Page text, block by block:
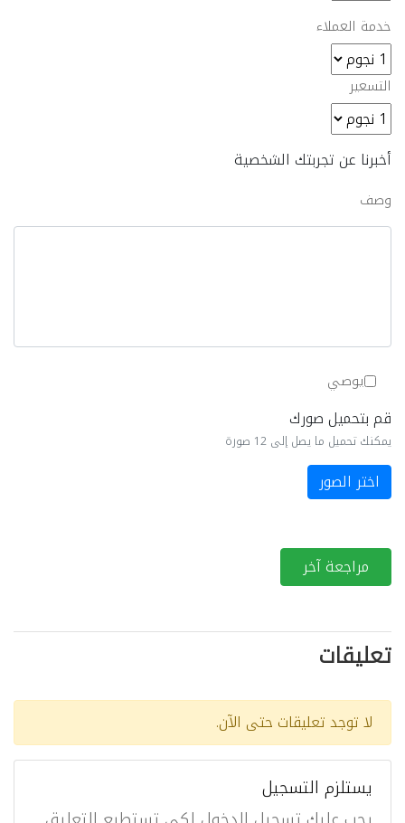
خدمة العملاء
التسعير
أخبرنا عن تجربتك الشخصية
وصف
يوصي
قم بتحميل صورك
يمكنك تحميل ما يصل إلى 12 صورة
اختر الصور
مراجعة آخر
تعليقات
لا توجد تعليقات حتى الآن.
يستلزم التسجيل